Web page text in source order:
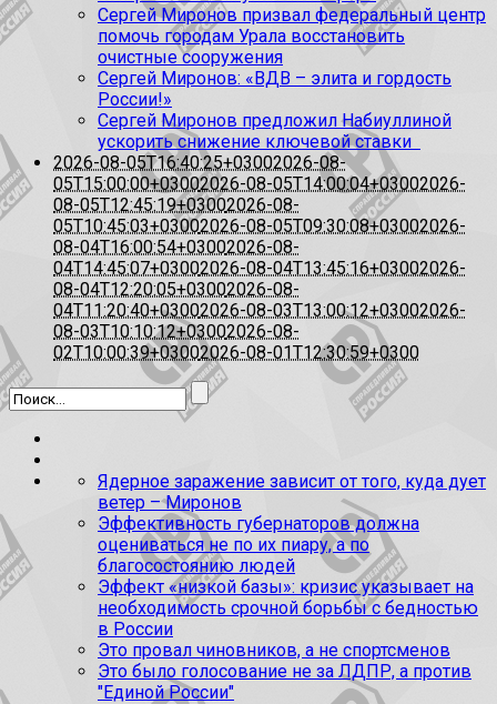
Сергей Миронов призвал федеральный центр
помочь городам Урала восстановить
очистные сооружения
Сергей Миронов: «ВДВ – элита и гордость
России!»
Сергей Миронов предложил Набиуллиной
ускорить снижение ключевой ставки
2026-08-05T16:40:25+03002026-08-
05T15:00:00+03002026-08-05T14:00:04+03002026-
08-05T12:45:19+03002026-08-
05T10:45:03+03002026-08-05T09:30:08+03002026-
08-04T16:00:54+03002026-08-
04T14:45:07+03002026-08-04T13:45:16+03002026-
08-04T12:20:05+03002026-08-
04T11:20:40+03002026-08-03T13:00:12+03002026-
08-03T10:10:12+03002026-08-
02T10:00:39+03002026-08-01T12:30:59+0300
Ядерное заражение зависит от того, куда дует
ветер – Миронов
Эффективность губернаторов должна
оцениваться не по их пиару, а по
благосостоянию людей
Эффект «низкой базы»: кризис указывает на
необходимость срочной борьбы с бедностью
в России
Это провал чиновников, а не спортсменов
Это было голосование не за ЛДПР, а против
"Единой России"